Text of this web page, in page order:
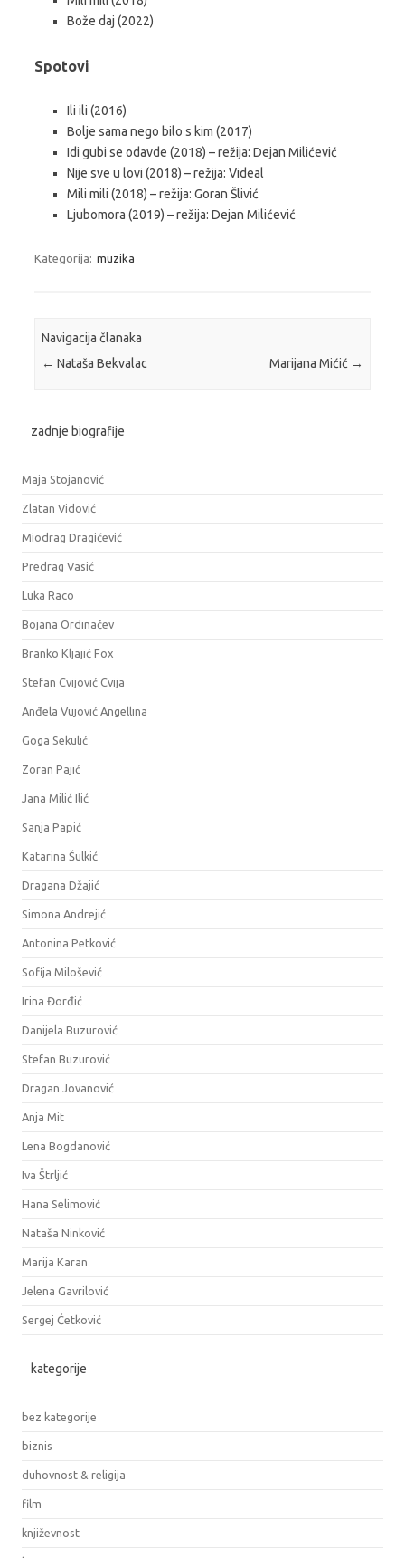
Bože daj (2022)
Spotovi
Ili ili (2016)
Bolje sama nego bilo s kim (2017)
Idi gubi se odavde (2018) – režija: Dejan Milićević
Nije sve u lovi (2018) – režija: Videal
Mili mili (2018) – režija: Goran Šlivić
Ljubomora (2019) – režija: Dejan Milićević
Kategorija: muzika
Navigacija članaka
← Nataša Bekvalac Marijana Mićić →
zadnje biografije
Maja Stojanović
Zlatan Vidović
Miodrag Dragičević
Predrag Vasić
Luka Raco
Bojana Ordinačev
Branko Kljajić Fox
Stefan Cvijović Cvija
Anđela Vujović Angellina
Goga Sekulić
Zoran Pajić
Jana Milić Ilić
Sanja Papić
Katarina Šulkić
Dragana Džajić
Simona Andrejić
Antonina Petković
Sofija Milošević
Irina Đorđić
Danijela Buzurović
Stefan Buzurović
Dragan Jovanović
Anja Mit
Lena Bogdanović
Iva Štrljić
Hana Selimović
Nataša Ninković
Marija Karan
Jelena Gavrilović
Sergej Ćetković
kategorije
bez kategorije
biznis
duhovnost & religija
film
književnost